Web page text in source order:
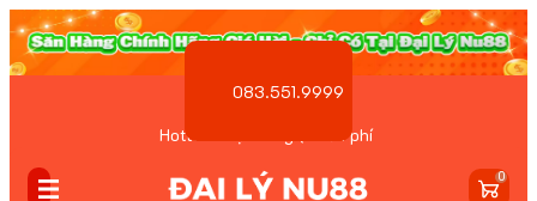
Hotline Đặt hàng ( Miễn phí
083.551.9999
0